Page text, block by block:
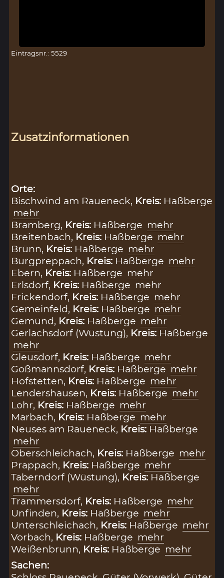
Eintragsnr.: 5529
Zusatzinformationen
Orte:
Bischwind am Raueneck, Kreis: Haßberge
mehr
Bramberg, Kreis: Haßberge mehr
Breitenbach, Kreis: Haßberge mehr
Brünn, Kreis: Haßberge mehr
Burgpreppach, Kreis: Haßberge mehr
Ebern, Kreis: Haßberge mehr
Erlsdorf, Kreis: Haßberge mehr
Frickendorf, Kreis: Haßberge mehr
Gemeinfeld, Kreis: Haßberge mehr
Gemünd, Kreis: Haßberge mehr
Gerlachsdorf (Wüstung), Kreis: Haßberge
mehr
Gleusdorf, Kreis: Haßberge mehr
Goßmannsdorf, Kreis: Haßberge mehr
Hofstetten, Kreis: Haßberge mehr
Lendershausen, Kreis: Haßberge mehr
Lohr, Kreis: Haßberge mehr
Marbach, Kreis: Haßberge mehr
Neuses am Raueneck, Kreis: Haßberge
mehr
Oberschleichach, Kreis: Haßberge mehr
Prappach, Kreis: Haßberge mehr
Taberndorf (Wüstung), Kreis: Haßberge
mehr
Trammersdorf, Kreis: Haßberge mehr
Unfinden, Kreis: Haßberge mehr
Unterschleichach, Kreis: Haßberge mehr
Vorbach, Kreis: Haßberge mehr
Weißenbrunn, Kreis: Haßberge mehr
Sachen: